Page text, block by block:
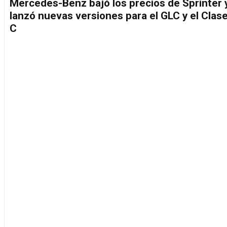
Mercedes-Benz bajó los precios de Sprinter
lanzó nuevas versiones para el GLC y el
C